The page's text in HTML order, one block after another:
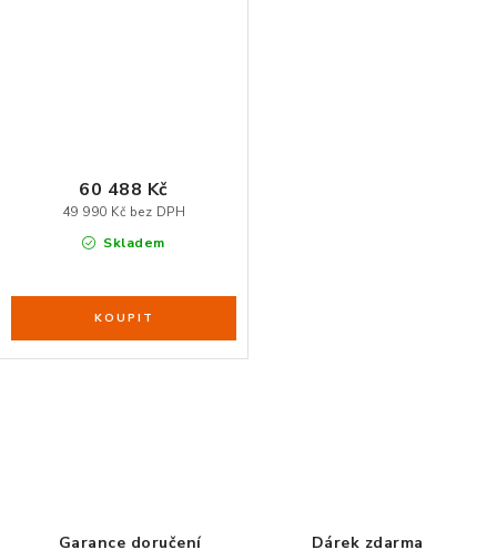
Skladem
49 990 Kč bez DPH
60 488 Kč
Garance doručení Dárek zdarma